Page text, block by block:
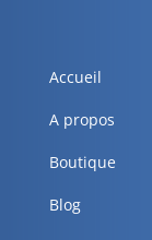
Accueil
A propos
Boutique
Blog